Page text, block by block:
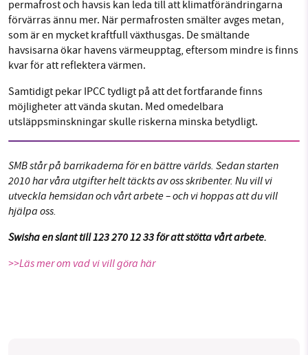
permafrost och havsis kan leda till att klimatförändringarna
förvärras ännu mer. När permafrosten smälter avges metan,
som är en mycket kraftfull växthusgas. De smältande
havsisarna ökar havens värmeupptag, eftersom mindre is finns
kvar för att reflektera värmen.
Samtidigt pekar IPCC tydligt på att det fortfarande finns
möjligheter att vända skutan. Med omedelbara
utsläppsminskningar skulle riskerna minska betydligt.
SMB står på barrikaderna för en bättre världs. Sedan starten
2010 har våra utgifter helt täckts av oss skribenter. Nu vill vi
utveckla hemsidan och vårt arbete – och vi hoppas att du vill
hjälpa oss.
Swisha en slant till 123 270 12 33 för att stötta vårt arbete.
>>Läs mer om vad vi vill göra här